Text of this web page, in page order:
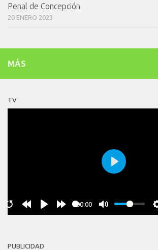
Penal de Concepción
20 ENERO 2023
MÁS
TV
00:00
Play
PUBLICIDAD